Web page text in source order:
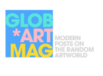
al
contenuto